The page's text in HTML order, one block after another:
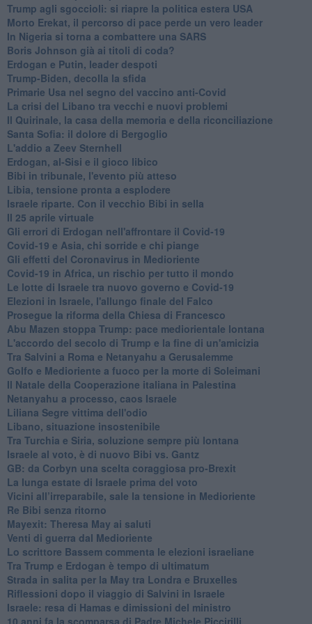
Trump agli sgoccioli: si riapre la politica estera USA
Morto Erekat, il percorso di pace perde un vero leader
In Nigeria si torna a combattere una SARS
Boris Johnson già ai titoli di coda?
Erdogan e Putin, leader despoti
Trump-Biden, decolla la sfida
Primarie Usa nel segno del vaccino anti-Covid
La crisi del Libano tra vecchi e nuovi problemi
Il Quirinale, la casa della memoria e della riconciliazione
Santa Sofia: il dolore di Bergoglio
L'addio a ​Zeev Sternhell
Erdogan, al-Sisi e il gioco libico
Bibi in tribunale, l'evento più atteso
Libia, tensione pronta a esplodere
Israele riparte. Con il vecchio Bibi in sella
Il 25 aprile virtuale
Gli errori di Erdogan nell'affrontare il Covid-19
Covid-19 e Asia, chi sorride e chi piange
Gli effetti del Coronavirus in Medioriente
Covid-19 in Africa, un rischio per tutto il mondo
Le lotte di Israele tra nuovo governo e Covid-19
Elezioni in Israele, l'allungo finale del Falco
Prosegue la riforma della Chiesa di Francesco
Abu Mazen stoppa Trump: pace mediorientale lontana
L'accordo del secolo di Trump e la fine di un'amicizia
Tra Salvini a Roma e Netanyahu a Gerusalemme
Golfo e Medioriente a fuoco per la morte di Soleimani
Il Natale della Cooperazione italiana in Palestina
Netanyahu a processo, caos Israele
Liliana Segre vittima dell'odio
Libano, situazione insostenibile
Tra Turchia e Siria, soluzione sempre più lontana
Israele al voto, è di nuovo Bibi vs. Gantz
GB: da Corbyn una scelta coraggiosa pro-Brexit
La lunga estate di Israele prima del voto
Vicini all’irreparabile, sale la tensione in Medioriente
Re Bibi senza ritorno
Mayexit: Theresa May ai saluti
Venti di guerra dal Medioriente
Lo scrittore Bassem commenta le elezioni israeliane
Tra Trump e Erdogan è tempo di ultimatum
Strada in salita per la May tra Londra e Bruxelles
Riflessioni dopo il viaggio di Salvini in Israele
Israele: resa di Hamas e dimissioni del ministro
10 anni fa la scomparsa di Padre Michele Piccirilli